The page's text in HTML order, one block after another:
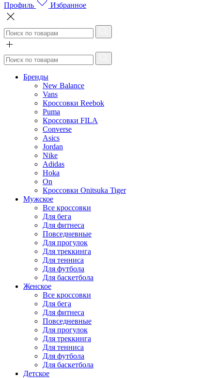
Профиль
Избранное
Бренды
New Balance
Vans
Кроссовки Reebok
Puma
Кроссовки FILA
Converse
Asics
Jordan
Nike
Adidas
Hoka
On
Кроссовки Onitsuka Tiger
Мужское
Все кроссовки
Для бега
Для фитнеса
Повседневные
Для прогулок
Для треккинга
Для тенниса
Для футбола
Для баскетбола
Женское
Все кроссовки
Для бега
Для фитнеса
Повседневные
Для прогулок
Для треккинга
Для тенниса
Для футбола
Для баскетбола
Детское